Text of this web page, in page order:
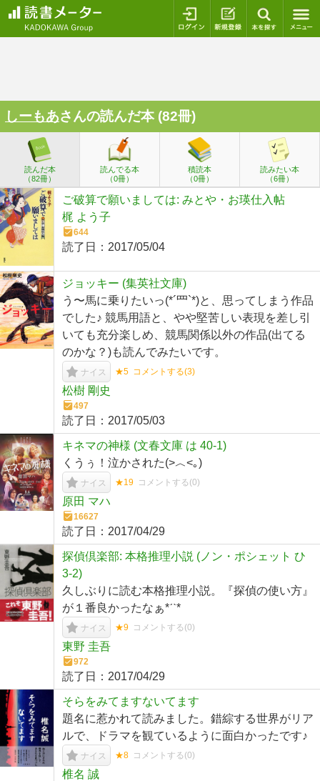
ログイン 新規登録
しーもあさんの読んだ本 (82冊)
読んだ本
（82冊）
読んでる本
（0冊）
積読本
（0冊）
読みたい本
（6冊）
ご破算で願いましては: みとや・お瑛仕入帖
梶 よう子
644
読了日： 2017/05/04
ジョッキー (集英社文庫)
う〜馬に乗りたいっ(*´罒`*)と、思ってしまう作品
でした♪ 競馬用語と、やや堅苦しい表現を差し引
いても充分楽しめ、競馬関係以外の作品(出てる
のかな？)も読んでみたいです。
ナイス ★5 コメントする(3)
松樹 剛史
497
読了日： 2017/05/03
キネマの神様 (文春文庫 は 40-1)
くうぅ！泣かされた(>︿<｡)
ナイス ★19 コメントする(0)
原田 マハ
16627
読了日： 2017/04/29
探偵倶楽部: 本格推理小説 (ノン・ポシェット ひ
3-2)
久しぶりに読む本格推理小説。『探偵の使い方』
が１番良かったなぁ*ˊˋ*
ナイス ★9 コメントする(0)
東野 圭吾
972
読了日： 2017/04/29
そらをみてますないてます
題名に惹かれて読みました。錯綜する世界がリア
ルで、ドラマを観ているように面白かったです♪
ナイス ★8 コメントする(0)
椎名 誠